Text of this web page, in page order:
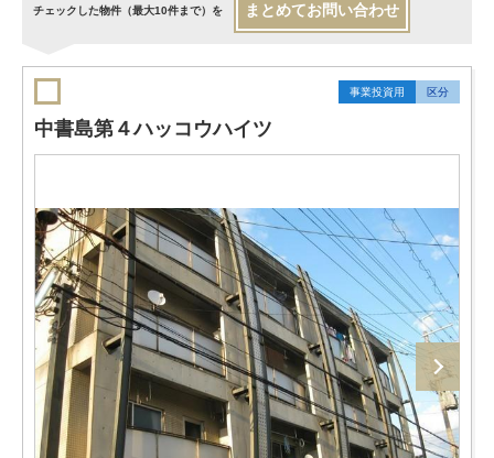
チェックした物件（最大10件まで）を まとめてお問い合わせ
事業投資用 区分
中書島第４ハッコウハイツ